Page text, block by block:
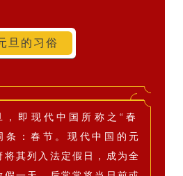
旦的习俗
，即现代中国所称之“春
条：春节。现代中国的元
将其列入法定假日，成为全